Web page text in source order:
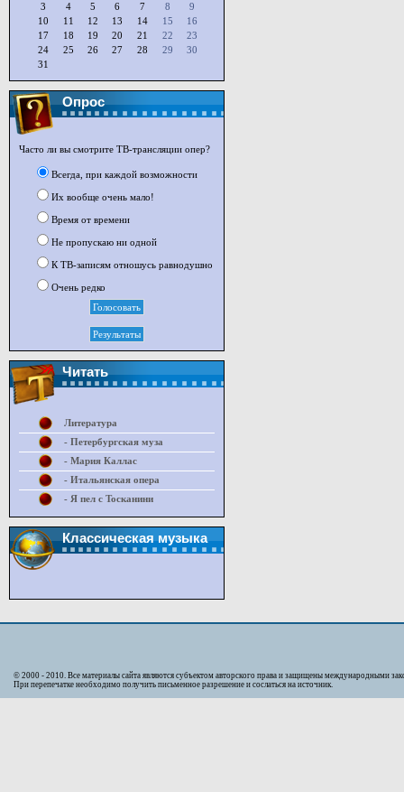
3
4 5 6 7 8
9
10
11 12 13 14 15
16
17
18 19 20 21 22
23
24
25 26 27 28 29
30
31
Опрос
Часто ли вы смотрите ТВ-трансляции опер?
Всегда, при каждой возможности
Их вообще очень мало!
Время от времени
Не пропускаю ни одной
К ТВ-записям отношусь равнодушно
Очень редко
Читать
Литература
- Петербургская муза
- Мария Каллас
- Итальянская опера
- Я пел с Тосканини
Классическая музыка
© 2000 - 2010. Bсе материалы сайта являются субъектом авторского права и защищены международными
При перепечатке необходимо получить письменное разрешение и сослаться на источник.